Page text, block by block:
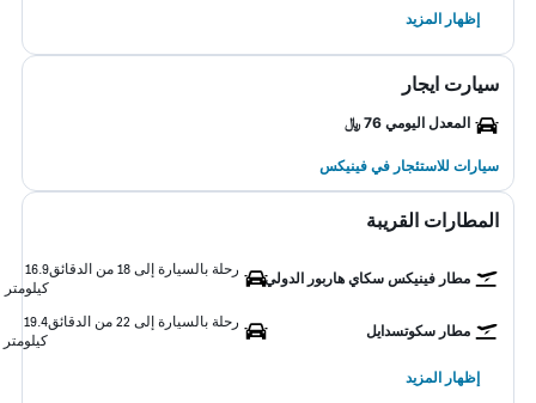
إظهار المزيد
سيارت ايجار
المعدل اليومي 76 ﷼
سيارات للاستئجار في فينيكس
المطارات القريبة
مطار فينيكس سكاي هاربور الدولي
رحلة بالسيارة إلى 18 من الدقائق
16.9
كيلومتر
مطار سكوتسدايل
رحلة بالسيارة إلى 22 من الدقائق
19.4
كيلومتر
إظهار المزيد